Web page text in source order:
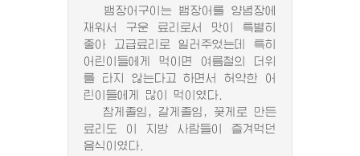
뱀장어구이는 뱀장어를 양념장에
재워서 구운 료리로서 맛이 특별히
좋아 고급료리로 일러주었는데 특히
어린이들에게 먹이면 여름철의 더위
를 타지 않는다고 하면서 허약한 어
린이들에게 많이 먹이였다.
참게졸임, 갈게졸임, 꽃게로 만든
료리도 이 지방 사람들이 즐겨먹던
음식이였다.